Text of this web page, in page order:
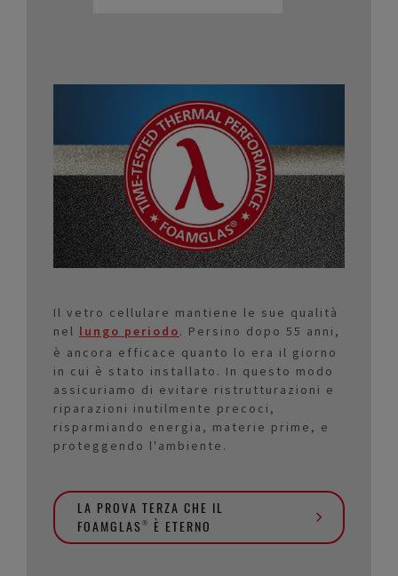
Il vetro cellulare mantiene le sue qualità
nel lungo periodo. Persino dopo 55 anni,
è ancora efficace quanto lo era il giorno
in cui è stato installato. In questo modo
assicuriamo di evitare ristrutturazioni e
riparazioni inutilmente precoci,
risparmiando energia, materie prime, e
proteggendo l'ambiente.
LA PROVA TERZA CHE IL
FOAMGLAS® È ETERNO